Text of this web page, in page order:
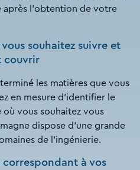
après l'obtention de votre
souhaitez suivre et
couvrir
les matières que vous
en mesure d'identifier le
vous souhaitez vous
dispose d'une grande
de l'ingénierie.
correspondant à vos